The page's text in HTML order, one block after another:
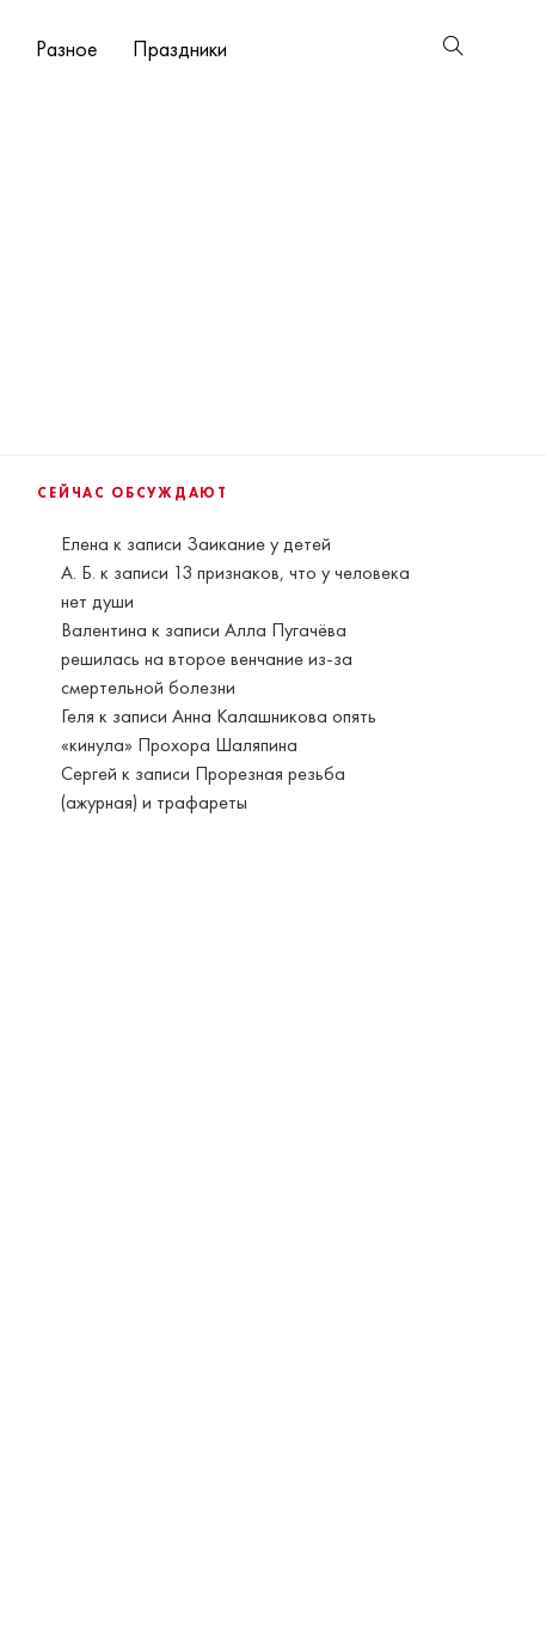
Разное Праздники
СЕЙЧАС ОБСУЖДАЮТ
Елена к записи Заикание у детей
А. Б. к записи 13 признаков, что у человека
нет души
Валентина к записиАлла Пугачёва
решилась на второе венчание из-за
смертельной болезни
Геля к записиАнна Калашникова опять
«кинула» Прохора Шаляпина
Сергей к записи Прорезная резьба
(ажурная) и трафареты